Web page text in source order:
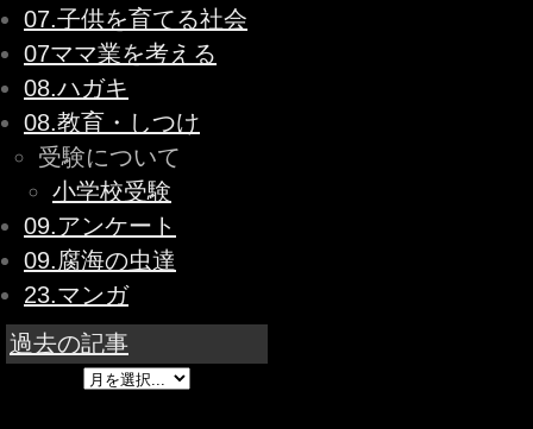
07.子供を育てる社会
07ママ業を考える
08.ハガキ
08.教育・しつけ
受験について
小学校受験
09.アンケート
09.腐海の虫達
23.マンガ
過去の記事